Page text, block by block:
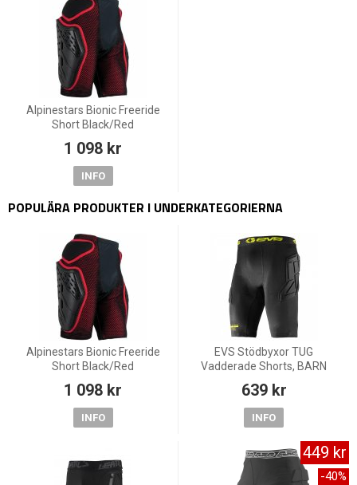
Alpinestars Bionic Freeride
Short Black/Red
1 098 kr
INFO
POPULÄRA PRODUKTER I UNDERKATEGORIERNA
Alpinestars Bionic Freeride
Short Black/Red
1 098 kr
INFO
EVS Stödbyxor TUG
Vadderade Shorts, BARN
639 kr
INFO
449 kr
-40%